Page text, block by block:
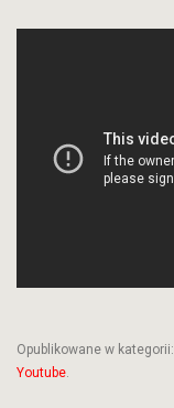
Opublikowane w kategorii:
Youtube.